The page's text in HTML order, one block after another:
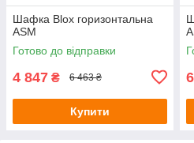
Шафка Blox горизонтальна
ASM
Готово до відправки
4 847 ₴ 6 463 ₴
Купити